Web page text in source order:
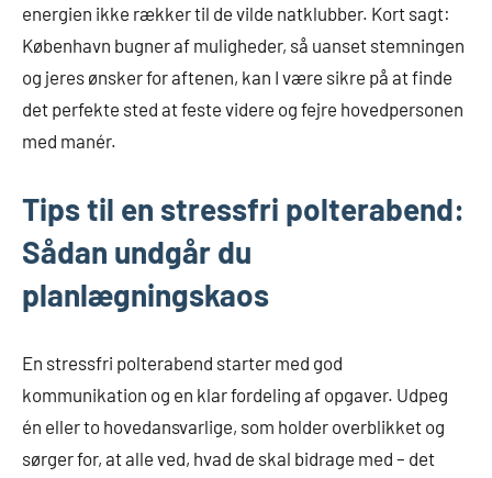
energien ikke rækker til de vilde natklubber. Kort sagt:
København bugner af muligheder, så uanset stemningen
og jeres ønsker for aftenen, kan I være sikre på at finde
det perfekte sted at feste videre og fejre hovedpersonen
med manér.
Tips til en stressfri polterabend:
Sådan undgår du
planlægningskaos
En stressfri polterabend starter med god
kommunikation og en klar fordeling af opgaver. Udpeg
én eller to hovedansvarlige, som holder overblikket og
sørger for, at alle ved, hvad de skal bidrage med – det